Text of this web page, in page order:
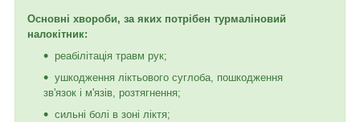
Основні хвороби, за яких потрібен турмаліновий
налокітник:
реабілітація травм рук;
ушкодження ліктьового суглоба, пошкодження
зв'язок і м'язів, розтягнення;
сильні болі в зоні ліктя;